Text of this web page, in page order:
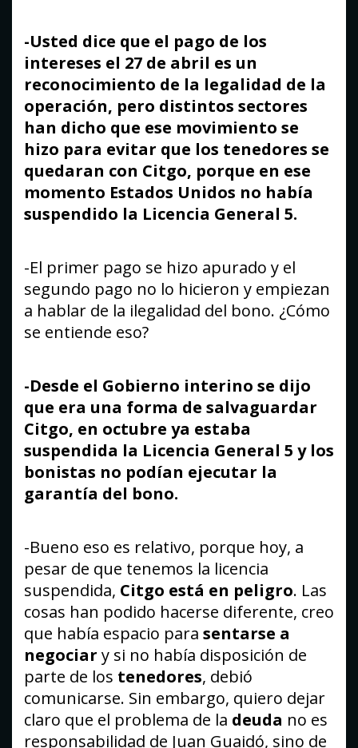
-Usted dice que el pago de los
intereses el 27 de abril es un
reconocimiento de la legalidad de la
operación, pero distintos sectores
han dicho que ese movimiento se
hizo para evitar que los tenedores se
quedaran con Citgo, porque en ese
momento Estados Unidos no había
suspendido la Licencia General 5.
-El primer pago se hizo apurado y el
segundo pago no lo hicieron y empiezan
a hablar de la ilegalidad del bono. ¿Cómo
se entiende eso?
-Desde el Gobierno interino se dijo
que era una forma de salvaguardar
Citgo, en octubre ya estaba
suspendida la Licencia General 5 y los
bonistas no podían ejecutar la
garantía del bono.
-Bueno eso es relativo, porque hoy, a
pesar de que tenemos la licencia
suspendida, Citgo está en peligro. Las
cosas han podido hacerse diferente, creo
que había espacio para sentarse a
negociar y si no había disposición de
parte de los tenedores, debió
comunicarse. Sin embargo, quiero dejar
claro que el problema de la deuda no es
responsabilidad de Juan Guaidó, sino de